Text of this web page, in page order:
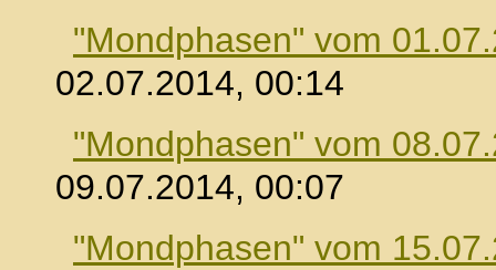
"Mondphasen" vom
02.07.2014, 00:14
"Mondphasen" vom
09.07.2014, 00:07
"Mondphasen" vom